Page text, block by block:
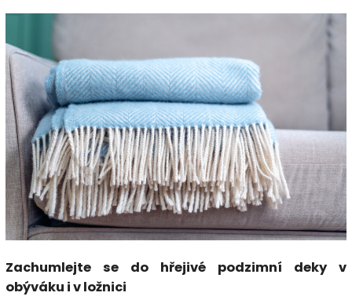
Zachumlejte se do hřejivé podzimní deky v
obýváku i v ložnici